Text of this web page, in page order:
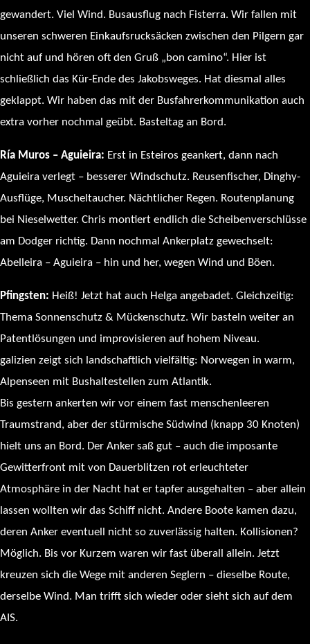
gewandert. Viel Wind. Busausflug nach Fisterra. Wir fallen mit
unseren schweren Einkaufsrucksäcken zwischen den Pilgern gar
nicht auf und hören oft den Gruß „bon camino“. Hier ist
schließlich das Kür-Ende des Jakobsweges. Hat diesmal alles
geklappt. Wir haben das mit der Busfahrerkommunikation auch
extra vorher nochmal geübt. Basteltag an Bord.
Ría Muros – Aguieira: Erst in Esteiros geankert, dann nach
Aguieira verlegt – besserer Windschutz. Reusenfischer, Dinghy-
Ausflüge, Muscheltaucher. Nächtlicher Regen. Routenplanung
bei Nieselwetter. Chris montiert endlich die Scheibenverschlüsse
am Dodger richtig. Dann nochmal Ankerplatz gewechselt:
Abelleira – Aguieira – hin und her, wegen Wind und Böen.
Pfingsten: Heiß! Jetzt hat auch Helga angebadet. Gleichzeitig:
Thema Sonnenschutz & Mückenschutz. Wir basteln weiter an
Patentlösungen und improvisieren auf hohem Niveau.
galizien zeigt sich landschaftlich vielfältig: Norwegen in warm,
Alpenseen mit Bushaltestellen zum Atlantik.
Bis gestern ankerten wir vor einem fast menschenleeren
Traumstrand, aber der stürmische Südwind (knapp 30 Knoten)
hielt uns an Bord. Der Anker saß gut – auch die imposante
Gewitterfront mit von Dauerblitzen rot erleuchteter
Atmosphäre in der Nacht hat er tapfer ausgehalten – aber allein
lassen wollten wir das Schiff nicht. Andere Boote kamen dazu,
deren Anker eventuell nicht so zuverlässig halten. Kollisionen?
Möglich. Bis vor Kurzem waren wir fast überall allein. Jetzt
kreuzen sich die Wege mit anderen Seglern – dieselbe Route,
derselbe Wind. Man trifft sich wieder oder sieht sich auf dem
AIS.